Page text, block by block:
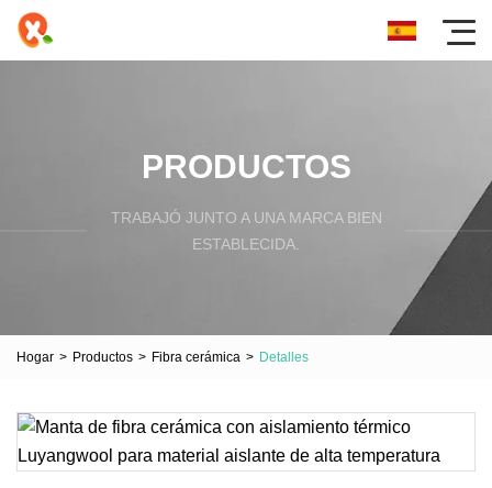
PRODUCTOS
TRABAJÓ JUNTO A UNA MARCA BIEN
ESTABLECIDA.
Hogar > Productos > Fibra cerámica > Detalles